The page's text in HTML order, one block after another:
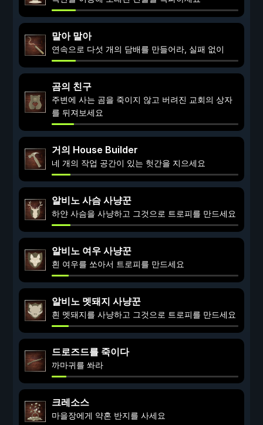
말아 말아
연속으로 다섯 개의 담배를 만들어라, 실패 없이
곰의 친구
주변에 사는 곰을 죽이지 않고 버려진 교회의 상자
를 뒤져보세요
거의 House Builder
네 개의 작업 공간이 있는 헛간을 지으세요
알비노 사슴 사냥꾼
하얀 사슴을 사냥하고 그것으로 트로피를 만드세요
알비노 여우 사냥꾼
흰 여우를 쏘아서 트로피를 만드세요
알비노 멧돼지 사냥꾼
흰 멧돼지를 사냥하고 그것으로 트로피를 만드세요
드로즈드를 죽이다
까마귀를 쏴라
크레소스
마을장에게 약혼 반지를 사세요